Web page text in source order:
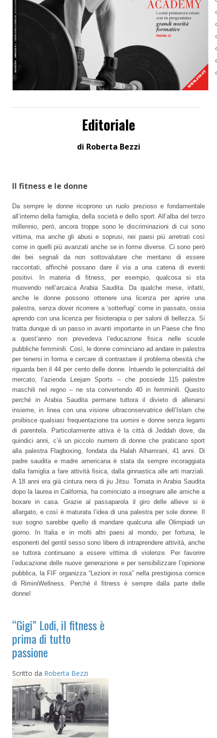
Editoriale
di Roberta Bezzi
Il fitness e le donne
Da sempre le donne ricoprono un ruolo prezioso e fondamentale
all’interno della famiglia, della società e dello sport. All’alba del terzo
millennio, però, ancora troppe sono le discriminazioni di cui sono
vittima, ma anche gli abusi e soprusi, nei paesi più arretrati così
come in quelli più avanzati anche se in forme diverse. Ci sono però
dei bei segnali da non sottovalutare che meritano di essere
raccontati, affinché possano dare il via a una catena di eventi
positivi. In materia di fitness, per esempio, qualcosa si sta
muovendo nell’arcaica Arabia Saudita. Da qualche mese, infatti,
anche le donne possono ottenere una licenza per aprire una
palestra, senza dover ricorrere a ‘sotterfugi’ come in passato, ossia
aprendo con una licenza per fisioterapia o per saloni di bellezza. Si
tratta dunque di un passo in avanti importante in un Paese che fino
a quest’anno non prevedeva l’educazione fisica nelle scuole
pubbliche femminili. Così, le donne cominciano ad andare in palestra
per tenersi in forma e cercare di contrastare il problema obesità che
riguarda ben il 44 per cento delle donne. Intuendo le potenzialità del
mercato, l’azienda Leejam Sports – che possiede 115 palestre
maschili nel regno – ne sta convertendo 40 in femminili. Questo
perché in Arabia Saudita permane tuttora il divieto di allenarsi
insieme, in linea con una visione ultraconservatrice dell’Islam che
proibisce qualsiasi frequentazione tra uomini e donne senza legami
di parentela. Particolarmente attiva è la città di Jeddah dove, da
quindici anni, c’è un piccolo numero di donne che praticano sport
alla palestra Flagboxing, fondata da Halah Alhamrani, 41 anni. Di
padre saudita e madre americana è stata da sempre incoraggiata
dalla famiglia a fare attività fisica, dalla ginnastica alle arti marziali.
A 18 anni era già cintura nera di jiu Jitsu. Tornata in Arabia Saudita
dopo la laurea in California, ha cominciato a insegnare alle amiche a
boxare in casa. Grazie al passaparola il giro delle allieve si è
allargato, e così è maturata l’idea di una palestra per sole donne. Il
suo sogno sarebbe quello di mandare qualcuna alle Olimpiadi un
giorno. In Italia e in molti altri paesi al mondo, per fortuna, le
esponenti del gentil sesso sono libere di intraprendere attività, anche
se tuttora continuano a essere vittima di violenze. Per favorire
l’educazione delle nuove generazione e per sensibilizzare l’opinione
pubblica, la FIF organizza “Lezioni in rosa” nella prestigiosa cornice
di RiminiWellness. Perché il fitness è sempre dalla parte delle
donne!
“Gigi” Lodi, il fitness è
prima di tutto
passione
Scritto da Roberta Bezzi